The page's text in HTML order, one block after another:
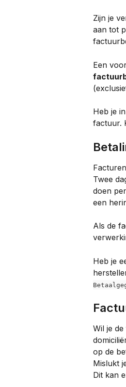
Zijn je
aan tot
Een
Heb je
factuur.
Twee
doen
een
Als de
Heb je
Wil je
op de
Mislukt
Dit kan